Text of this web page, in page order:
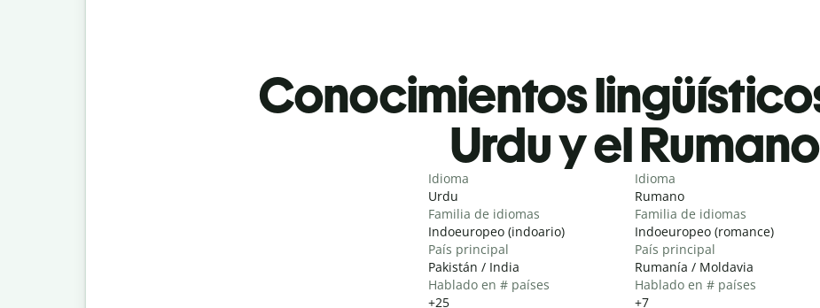
Conocimientos
Urdu y el Rumano
Idioma
Urdu
Familia de idiomas
Indoeuropeo (indoario)
País principal
Pakistán / India
Hablado en # países
+25
Idioma
Rumano
Familia de idiomas
Indoeuropeo (romance)
País principal
Rumanía / Moldavia
Hablado en # países
+7